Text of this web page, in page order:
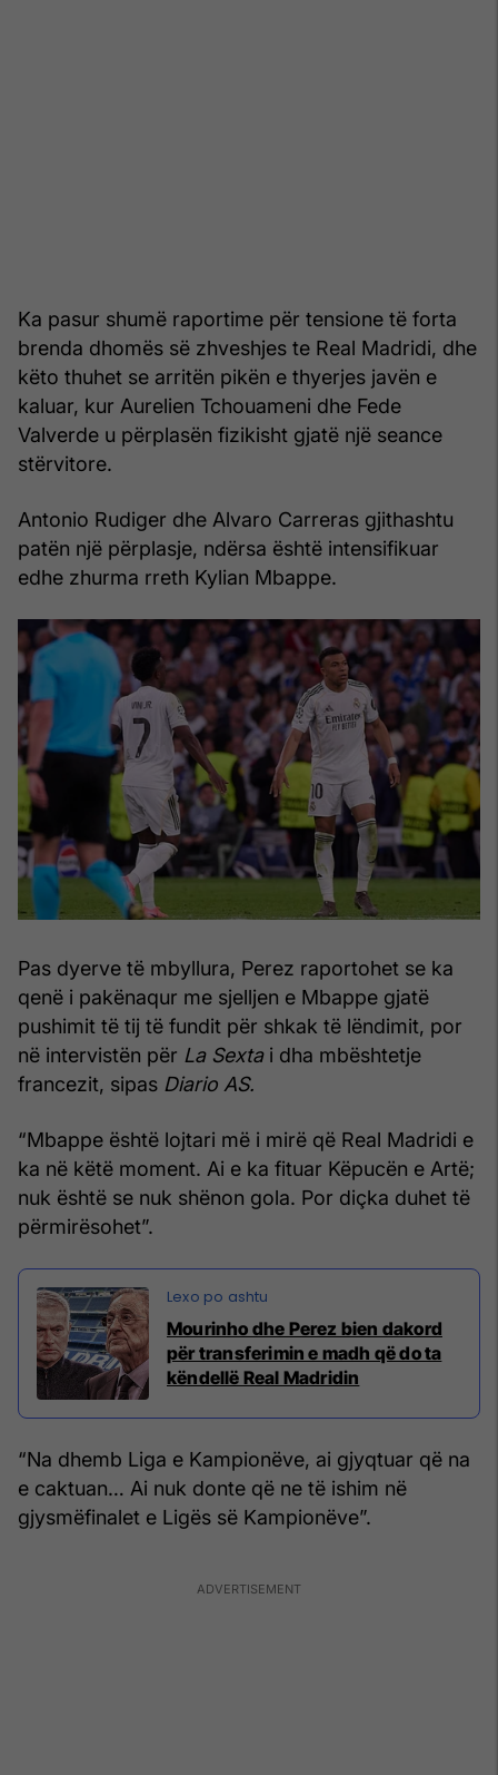
Ka pasur shumë raportime për tensione të forta
brenda dhomës së zhveshjes te Real Madridi, dhe
këto thuhet se arritën pikën e thyerjes javën e
kaluar, kur Aurelien Tchouameni dhe Fede
Valverde u përplasën fizikisht gjatë një seance
stërvitore.
Antonio Rudiger dhe Alvaro Carreras gjithashtu
patën një përplasje, ndërsa është intensifikuar
edhe zhurma rreth Kylian Mbappe.
Pas dyerve të mbyllura, Perez raportohet se ka
qenë i pakënaqur me sjelljen e Mbappe gjatë
pushimit të tij të fundit për shkak të lëndimit, por
në intervistën për La Sextai dha mbështetje
francezit, sipas Diario AS.
“Mbappe është lojtari më i mirë që Real Madridi e
ka në këtë moment. Ai e ka fituar Këpucën e Artë;
nuk është se nuk shënon gola. Por diçka duhet të
përmirësohet”.
Mourinho dhe Perez bien dakord
për transferimin e madh që do ta
këndellë Real Madridin
“Na dhemb Liga e Kampionëve, ai gjyqtuar që na
e caktuan… Ai nuk donte që ne të ishim në
gjysmëfinalet e Ligës së Kampionëve”.